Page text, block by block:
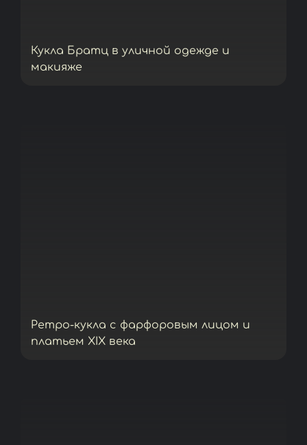
Кукла Братц в уличной одежде и
макияже
Ретро-кукла с фарфоровым лицом и
платьем XIX века